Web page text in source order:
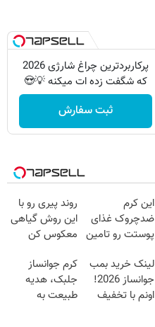
پرکاربردترین چراغ شارژی 2026
که شگفت زده ات میکنه 💡😍
ثبت سفارش
این کرم
ضدچروک غذای
پوستت رو تامین
40%تخفیف)
روند پیری رو با
این روش گیاهی
معکوس کن
لینک خرید بمب
جوانساز 2026!
اونم با تخفیف
کرم جوانساز
جلبک، هدیه
طبیعت به